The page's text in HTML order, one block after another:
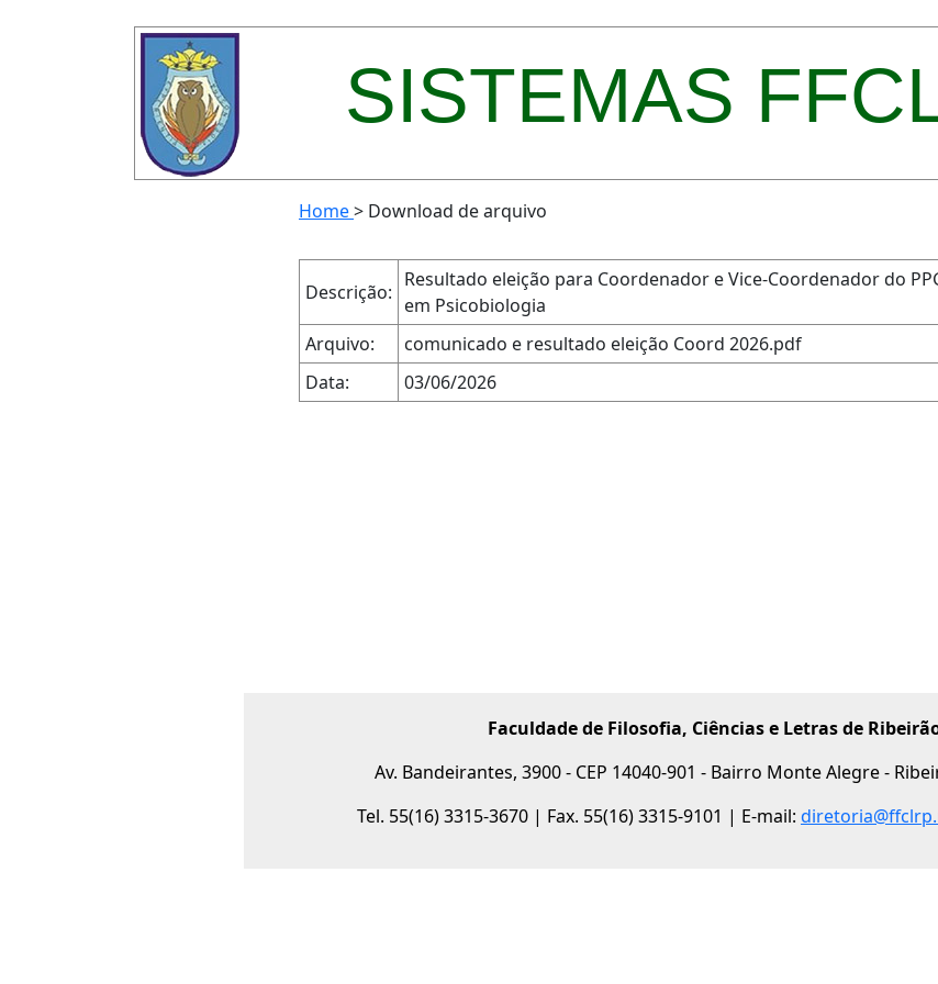
SISTEMAS
Home> Download de arquivo
Descrição:
Resultado eleição para Coordenador e Vice-Coordenador do
em Psicobiologia
Arquivo:
comunicado e resultado eleição Coord 2026.pdf
Data:
03/06/2026
Faculdade de Filosofia, Ciências e Letras de
Av. Bandeirantes, 3900 - CEP 14040-901 - Bairro Monte Alegre -
Tel. 55(16) 3315-3670 | Fax. 55(16) 3315-9101 | E-mail: